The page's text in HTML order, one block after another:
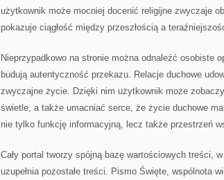
użytkownik może mocniej docenić religijne zwyczaje
pokazuje ciągłość między przeszłością a
Nieprzypadkowo na stronie można odnaleźć osobiste
budują autentyczność przekazu. Relacje duchowe
zwyczajne życie. Dzięki nim użytkownik może
świetle, a także umacniać serce, że życie duchowe
nie tylko funkcję informacyjną, lecz także przestrzeń
Cały portal tworzy spójną bazę wartościowych treści,
uzupełnia pozostałe treści. Pismo Święte, wspólnota